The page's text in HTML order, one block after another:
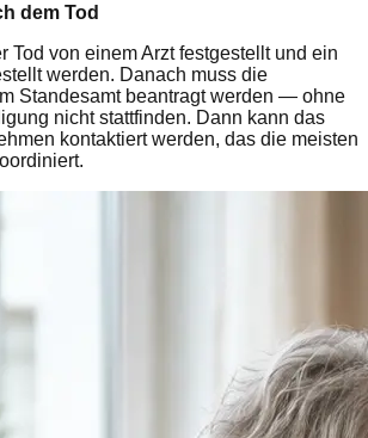
dem Tod
Tod von einem Arzt festgestellt und ein
werden. Danach muss die
Standesamt beantragt werden — ohne
nicht stattfinden. Dann kann das
kontaktiert werden, das die meisten